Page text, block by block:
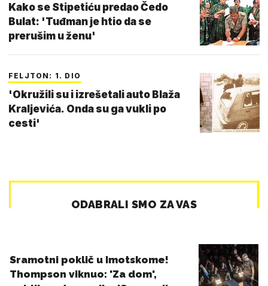
Kako se Stipetiću predao Čedo
Bulat: 'Tuđman je htio da se
prerušim u ženu'
FELJTON: 1. DIO
'Okružili su i izrešetali auto Blaža
Kraljevića. Onda su ga vukli po
cesti'